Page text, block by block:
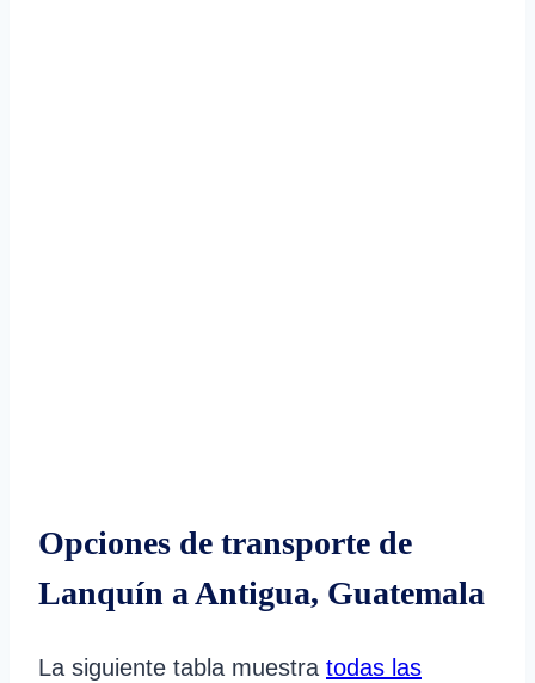
Opciones de transporte de
Lanquín a Antigua, Guatemala
La siguiente tabla muestra todas las